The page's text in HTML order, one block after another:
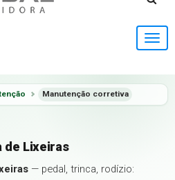
Manutenção corretiva
de Lixeiras
— pedal, trinca, rodízio: